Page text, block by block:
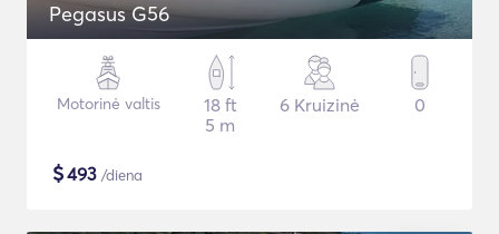
Pegasus G56
Motorinė valtis
18 ft
5 m
6 Kruizinė 0
$493 /diena